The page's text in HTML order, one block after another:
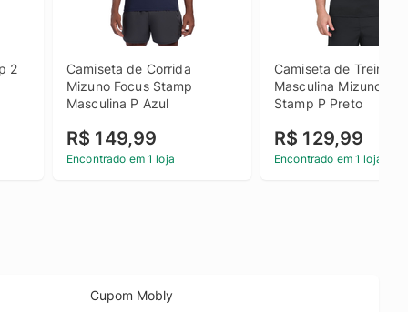
2
Camiseta de Corrida
Mizuno Focus Stamp
Masculina P Azul
R$ 149,99
Encontrado em 1 loja
Camiseta de Treino
Masculina Mizuno
Stamp P Preto
R$ 129,99
Encontrado em 1 loja
Cupom Mobly